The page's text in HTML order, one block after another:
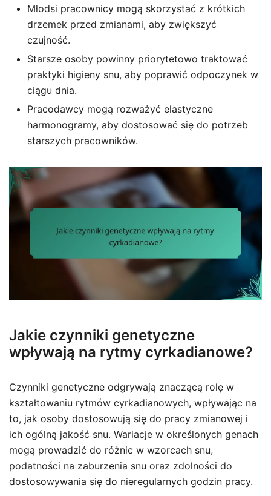
Młodsi pracownicy mogą skorzystać z krótkich
drzemek przed zmianami, aby zwiększyć
czujność.
Starsze osoby powinny priorytetowo traktować
praktyki higieny snu, aby poprawić odpoczynek w
ciągu dnia.
Pracodawcy mogą rozważyć elastyczne
harmonogramy, aby dostosować się do potrzeb
starszych pracowników.
Jakie czynniki genetyczne
wpływają na rytmy cyrkadianowe?
Czynniki genetyczne odgrywają znaczącą rolę w
kształtowaniu rytmów cyrkadianowych, wpływając na
to, jak osoby dostosowują się do pracy zmianowej i
ich ogólną jakość snu. Wariacje w określonych genach
mogą prowadzić do różnic w wzorcach snu,
podatności na zaburzenia snu oraz zdolności do
dostosowywania się do nieregularnych godzin pracy.